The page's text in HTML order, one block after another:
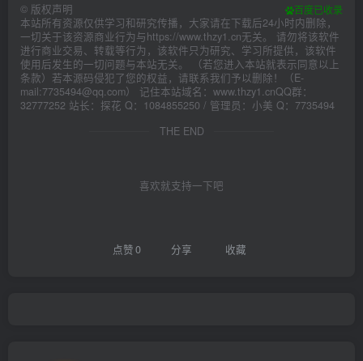
百度已收录
© 版权声明
本站所有资源仅供学习和研究传播，大家请在下载后24小时内删除，
一切关于该资源商业行为与https://www.thzy1.cn无关。 请勿将该软件
进行商业交易、转载等行为，该软件只为研究、学习所提供，该软件
使用后发生的一切问题与本站无关。 （若您进入本站就表示同意以上
条款）若本源码侵犯了您的权益，请联系我们予以删除！（E-
mail:7735494@qq.com） 记住本站域名：www.thzy1.cnQQ群：
32777252 站长：探花 Q：1084855250 / 管理员：小美 Q：7735494
THE END
喜欢就支持一下吧
点赞0 分享 收藏